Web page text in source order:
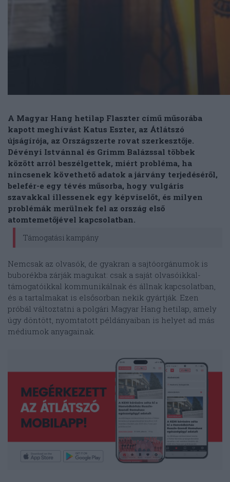
A Magyar Hang hetilap Flaszter című műsorába
kapott meghívást Katus Eszter, az Átlátszó
újságírója, az Országszerte rovat szerkesztője.
Dévényi Istvánnal és Grimm Balázssal többek
között arról beszélgettek, miért probléma, ha
nincsenek követhető adatok a járvány terjedéséről,
belefér-e egy tévés műsorba, hogy vulgáris
szavakkal illessenek egy képviselőt, és milyen
problémák merülnek fel az ország első
atomtemetőjével kapcsolatban.
Támogatási kampány
Nemcsak az olvasók, de gyakran a sajtóorgánumok is
buborékba zárják magukat: csak a saját olvasóikkal-
támogatóikkal kommunikálnak és állnak kapcsolatban,
és a tartalmakat is elsősorban nekik gyártják. Ezen
próbál változtatni a polgári Magyar Hang hetilap, amely
úgy döntött, nyomtatott példányaiban is helyet ad más
médiumok anyagainak.